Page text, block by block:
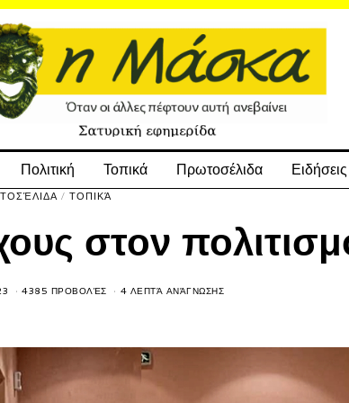
Πολιτική Τοπικά Πρωτοσέλιδα Ειδήσεις
/ ΤΟΠΙΚΆ
στον
4385 ΠΡΟΒΟΛΈΣ 4 ΛΕΠΤΆ ΑΝΆΓΝΩΣΗΣ